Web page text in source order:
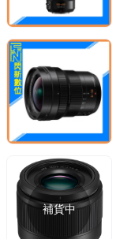
補貨中